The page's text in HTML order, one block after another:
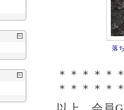
落
＊＊＊＊＊
＊＊＊＊＊